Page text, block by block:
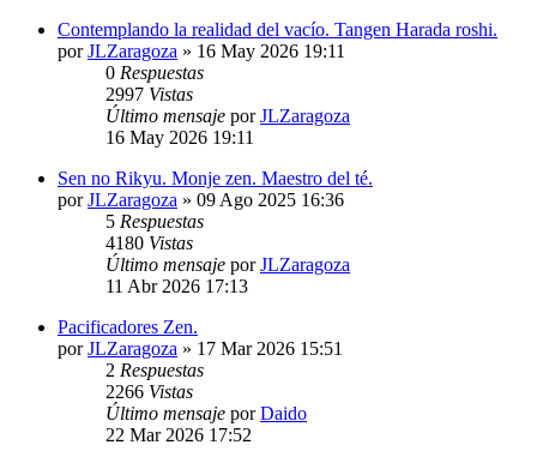
Contemplando la realidad del vacío. Tangen Harada roshi.
porJLZaragoza » 16 May 2026 19:11
0 Respuestas
2997 Vistas
Último mensaje porJLZaragoza
16 May 2026 19:11
Sen no Rikyu. Monje zen. Maestro del té.
porJLZaragoza » 09 Ago 2025 16:36
5 Respuestas
4180 Vistas
Último mensaje porJLZaragoza
11 Abr 2026 17:13
Pacificadores Zen.
porJLZaragoza » 17 Mar 2026 15:51
2 Respuestas
2266 Vistas
Último mensaje porDaido
22 Mar 2026 17:52